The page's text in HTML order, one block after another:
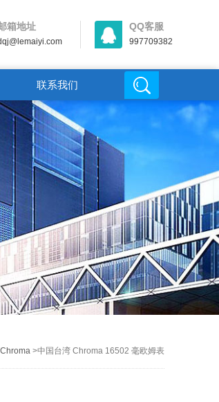
箱地址 QQ客服
997709382
联系我们
>中国台湾 Chroma 16502 毫欧姆表